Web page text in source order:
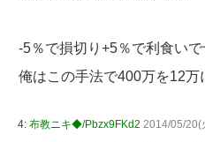
-5％で損切り+5％で利食いで
俺はこの手法で400万を12万
4: 布教ニキ◆/Pbzx9FKd2 2014/05/20(